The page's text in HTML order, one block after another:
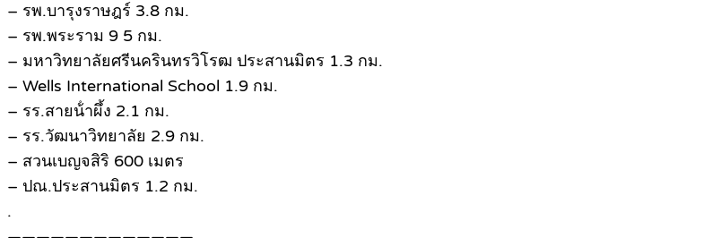
– รพ.บารุงราษฎร์ 3.8 กม.
– รพ.พระราม 9 5 กม.
– มหาวิทยาลัยศรีนครินทรวิโรฒ ประสานมิตร 1.3 กม.
– Wells International School 1.9 กม.
– รร.สายน้ําผึ้ง 2.1 กม.
– รร.วัฒนาวิทยาลัย 2.9 กม.
– สวนเบญจสิริ 600 เมตร
– ปณ.ประสานมิตร 1.2 กม.
.